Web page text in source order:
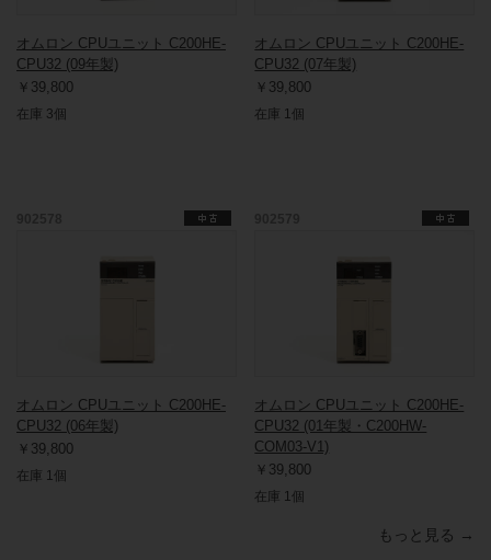
オムロン CPUユニット C200HE-
CPU32 (09年製)
￥39,800
在庫 3個
オムロン CPUユニット C200HE-
CPU32 (07年製)
￥39,800
在庫 1個
オムロン CPUユニット C200HE-
CPU32 (06年製)
￥39,800
在庫 1個
オムロン CPUユニット C200HE-
CPU32 (01年製・C200HW-
COM03-V1)
￥39,800
在庫 1個
もっと見る →